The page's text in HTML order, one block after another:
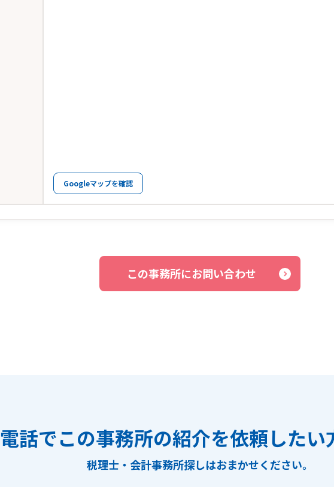
Googleマップを確認
この事務所にお問い合わせ
電話でこの事務所の紹介を依頼したい
税理士・会計事務所探しはおまかせください。